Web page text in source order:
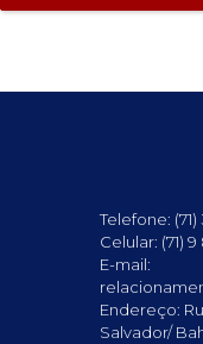
Telefone: (71)
Celular: (71) 9
E-mail:
Endereço:
Salvador/